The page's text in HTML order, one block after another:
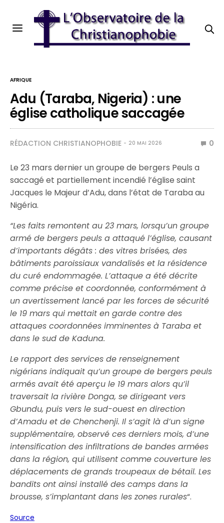
AFRIQUE
Adu (Taraba, Nigeria) : une
église catholique saccagée
RÉDACTION CHRISTIANOPHOBIE 20 MAI 2026 0
Le 23 mars dernier un groupe de bergers Peuls a
saccagé et partiellement incendié l’église saint
Jacques le Majeur d’Adu, dans l’état de Taraba au
Nigéria.
“Les faits remontent au 23 mars, lorsqu’un groupe
armé de bergers peuls a attaqué l’église, causant
d’importants dégâts : des vitres brisées, des
bâtiments paroissiaux vandalisés et la résidence
du curé endommagée. L’attaque a été décrite
comme précise et coordonnée, conformément à
un avertissement lancé par les forces de sécurité
le 19 mars qui mettait en garde contre des
attaques coordonnées imminentes à Taraba et
dans le sud de Kaduna.
Le rapport des services de renseignement
nigérians indiquait qu’un groupe de bergers peuls
armés avait été aperçu le 19 mars alors qu’il
traversait la rivière Donga, se dirigeant vers
Gbundu, puis vers le sud-ouest en direction
d’Amadu et de Chenchenji. Il s’agit là d’un signe
supplémentaire, observé ces derniers mois, d’une
intensification des infiltrations de bandes armées
dans la région, qui utilisent comme couverture les
déplacements de grands troupeaux de bétail. Les
bandits ont ainsi installé des camps dans la
brousse, s’implantant dans les zones rurales“.
Source